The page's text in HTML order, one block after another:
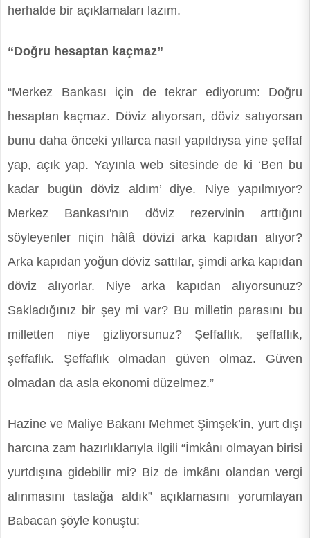
herhalde bir açıklamaları lazım.
“Doğru hesaptan kaçmaz”
“Merkez Bankası için de tekrar ediyorum: Doğru
hesaptan kaçmaz. Döviz alıyorsan, döviz satıyorsan
bunu daha önceki yıllarca nasıl yapıldıysa yine şeffaf
yap, açık yap. Yayınla web sitesinde de ki ‘Ben bu
kadar bugün döviz aldım’ diye. Niye yapılmıyor?
Merkez Bankası'nın döviz rezervinin arttığını
söyleyenler niçin hâlâ dövizi arka kapıdan alıyor?
Arka kapıdan yoğun döviz sattılar, şimdi arka kapıdan
döviz alıyorlar. Niye arka kapıdan alıyorsunuz?
Sakladığınız bir şey mi var? Bu milletin parasını bu
milletten niye gizliyorsunuz? Şeffaflık, şeffaflık,
şeffaflık. Şeffaflık olmadan güven olmaz. Güven
olmadan da asla ekonomi düzelmez.”
Hazine ve Maliye Bakanı Mehmet Şimşek’in, yurt dışı
harcına zam hazırlıklarıyla ilgili “İmkânı olmayan birisi
yurtdışına gidebilir mi? Biz de imkânı olandan vergi
alınmasını taslağa aldık” açıklamasını yorumlayan
Babacan şöyle konuştu: